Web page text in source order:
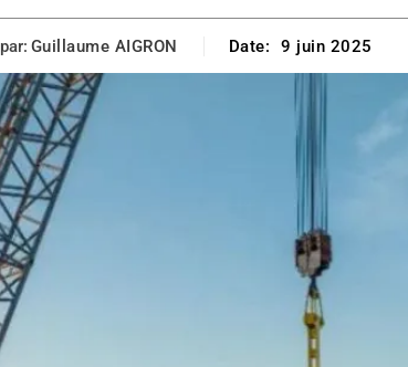
Guillaume AIGRON Date: 9 juin 2025